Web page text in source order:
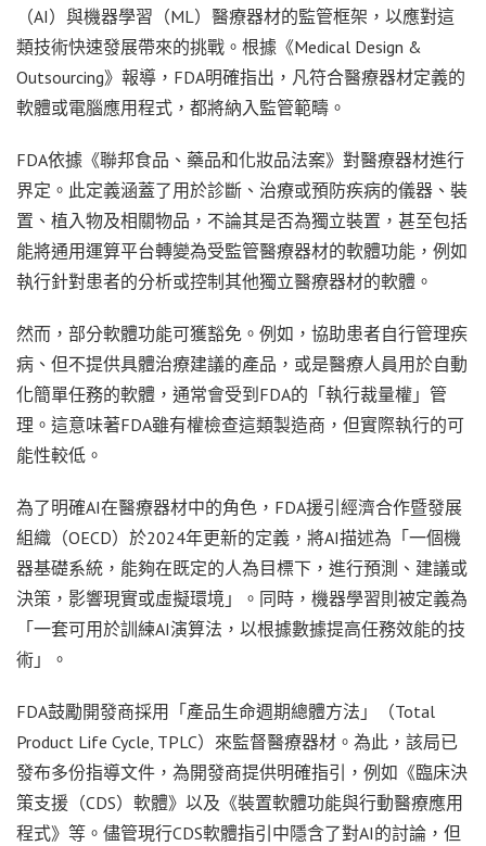
（AI）與機器學習（ML）醫療器材的監管框架，以應對這
類技術快速發展帶來的挑戰。根據《Medical Design &
Outsourcing》報導，FDA明確指出，凡符合醫療器材定義的
軟體或電腦應用程式，都將納入監管範疇。
FDA依據《聯邦食品、藥品和化妝品法案》對醫療器材進行
界定。此定義涵蓋了用於診斷、治療或預防疾病的儀器、裝
置、植入物及相關物品，不論其是否為獨立裝置，甚至包括
能將通用運算平台轉變為受監管醫療器材的軟體功能，例如
執行針對患者的分析或控制其他獨立醫療器材的軟體。
然而，部分軟體功能可獲豁免。例如，協助患者自行管理疾
病、但不提供具體治療建議的產品，或是醫療人員用於自動
化簡單任務的軟體，通常會受到FDA的「執行裁量權」管
理。這意味著FDA雖有權檢查這類製造商，但實際執行的可
能性較低。
為了明確AI在醫療器材中的角色，FDA援引經濟合作暨發展
組織（OECD）於2024年更新的定義，將AI描述為「一個機
器基礎系統，能夠在既定的人為目標下，進行預測、建議或
決策，影響現實或虛擬環境」。同時，機器學習則被定義為
「一套可用於訓練AI演算法，以根據數據提高任務效能的技
術」。
FDA鼓勵開發商採用「產品生命週期總體方法」（Total
Product Life Cycle, TPLC）來監督醫療器材。為此，該局已
發布多份指導文件，為開發商提供明確指引，例如《臨床決
策支援（CDS）軟體》以及《裝置軟體功能與行動醫療應用
程式》等。儘管現行CDS軟體指引中隱含了對AI的討論，但